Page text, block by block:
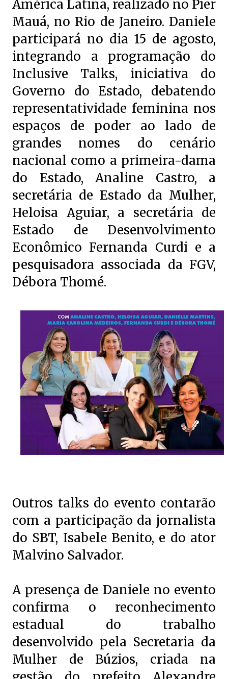
América Latina, realizado no Pier
Mauá, no Rio de Janeiro. Daniele
participará no dia 15 de agosto,
integrando a programação do
Inclusive Talks, iniciativa do
Governo do Estado, debatendo
representatividade feminina nos
espaços de poder ao lado de
grandes nomes do cenário
nacional como a primeira-dama
do Estado, Analine Castro, a
secretária de Estado da Mulher,
Heloisa Aguiar, a secretária de
Estado de Desenvolvimento
Econômico Fernanda Curdi e a
pesquisadora associada da FGV,
Débora Thomé.
Outros talks do evento contarão
com a participação da jornalista
do SBT, Isabele Benito, e do ator
Malvino Salvador.
A presença de Daniele no evento
confirma o reconhecimento
estadual do trabalho
desenvolvido pela Secretaria da
Mulher de Búzios, criada na